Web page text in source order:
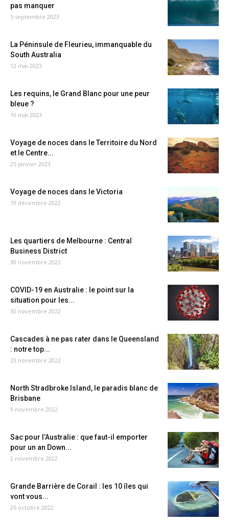
pas manquer
5 septembre 2023
La Péninsule de Fleurieu, immanquable du
South Australia
12 mai 2023
Les requins, le Grand Blanc pour une peur
bleue ?
10 mai 2023
Voyage de noces dans le Territoire du Nord
et le Centre...
25 janvier 2023
Voyage de noces dans le Victoria
19 décembre 2022
Les quartiers de Melbourne : Central
Business District
30 novembre 2022
COVID-19 en Australie : le point sur la
situation pour les...
30 novembre 2022
Cascades à ne pas rater dans le Queensland
: notre top...
23 novembre 2022
North Stradbroke Island, le paradis blanc de
Brisbane
9 novembre 2022
Sac pour l’Australie : que faut-il emporter
pour un an Down...
2 novembre 2022
Grande Barrière de Corail : les 10 îles qui
vont vous...
26 octobre 2022